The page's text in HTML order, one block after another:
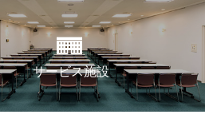
サービス施設